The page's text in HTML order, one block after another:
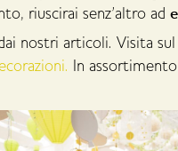
riuscirai senz’altro ad
nostri articoli. Visita
In